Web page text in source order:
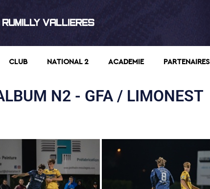
VALLIERES
CLUB NATIONAL 2 ACADEMIE PARTENAIRES
N2 - GFA / LIMONEST